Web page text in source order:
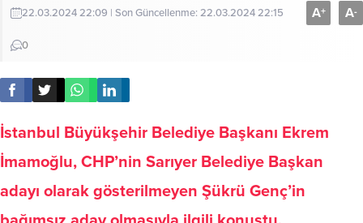
22.03.2024 22:09 | Son Güncellenme: 22.03.2024 22:15
0
A+ A-
İstanbul Büyükşehir Belediye Başkanı Ekrem
İmamoğlu, CHP’nin Sarıyer Belediye Başkan
adayı olarak gösterilmeyen Şükrü Genç’in